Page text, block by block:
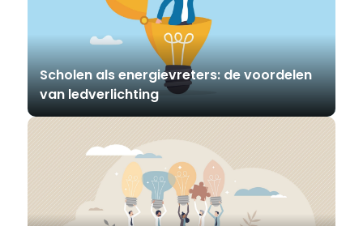
Scholen als energievreters: de voordelen
van ledverlichting